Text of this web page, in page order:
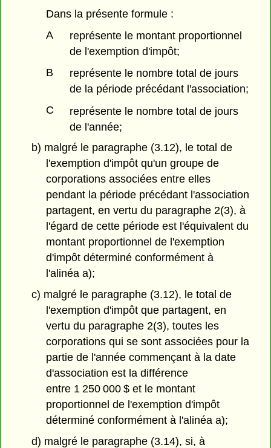
Dans la présente formule :
A
représente le montant proportionnel
de l'exemption d'impôt;
B
représente le nombre total de jours
de la période précédant l'association;
C
représente le nombre total de jours
de l'année;
b) malgré le paragraphe (3.12), le total de
l'exemption d'impôt qu'un groupe de
corporations associées entre elles
pendant la période précédant l'association
partagent, en vertu du paragraphe 2(3), à
l'égard de cette période est l'équivalent du
montant proportionnel de l'exemption
d'impôt déterminé conformément à
l'alinéa a);
c) malgré le paragraphe (3.12), le total de
l'exemption d'impôt que partagent, en
vertu du paragraphe 2(3), toutes les
corporations qui se sont associées pour la
partie de l'année commençant à la date
d'association est la différence
entre 1 250 000 $ et le montant
proportionnel de l'exemption d'impôt
déterminé conformément à l'alinéa a);
d) malgré le paragraphe (3.14), si, à